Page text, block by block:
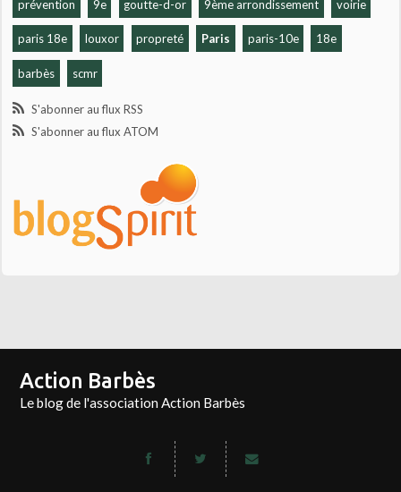
prévention 9e goutte-d-or 9ème arrondissement voirie
paris 18e louxor propreté Paris paris-10e 18e
barbès scmr
S'abonner au flux RSS
S'abonner au flux ATOM
Action Barbès
Le blog de l'association Action Barbès